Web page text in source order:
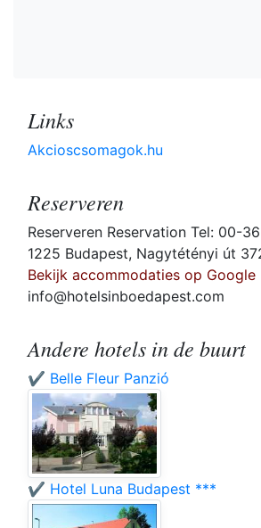
Links
Akcioscsomagok.hu
Reserveren
Reserveren Reservation Tel: 00-
1225 Budapest, Nagytétényi út
Bekijk accommodaties op Google
info@hotelsinboedapest.com
Andere hotels in de buurt
✔️ Belle Fleur Panzió
✔️ Hotel Luna Budapest ***